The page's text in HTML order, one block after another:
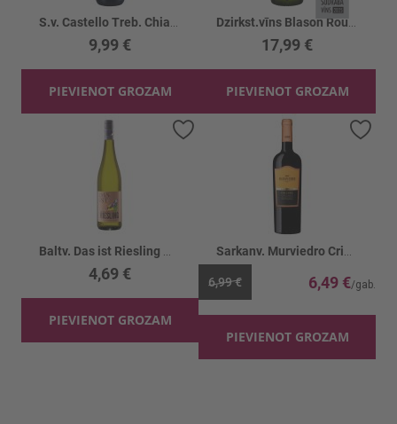
9,99 €
PIEVIENOT GROZAM
17,99 €
PIEVIENOT GROZAM
4,69 €
PIEVIENOT GROZAM
Pievienot vēlmju sarakstam
6,99 € 6,49 €
PIEVIENOT GROZAM